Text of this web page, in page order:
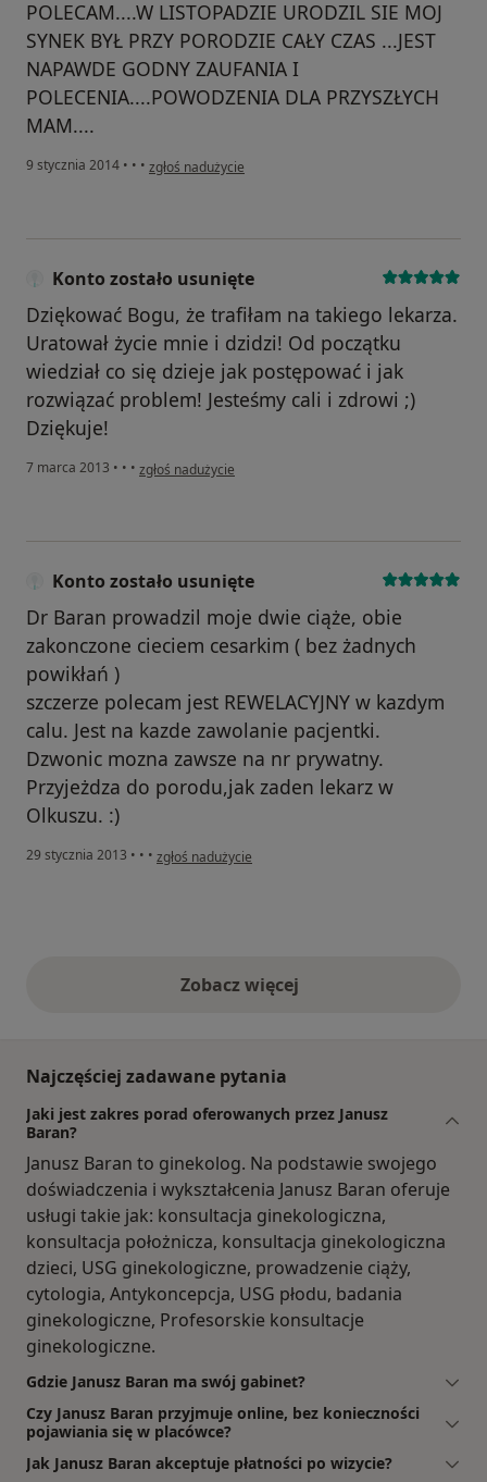
POLECAM....W LISTOPADZIE URODZIL SIE MOJ
SYNEK BYŁ PRZY PORODZIE CAŁY CZAS ...JEST
NAPAWDE GODNY ZAUFANIA I
POLECENIA....POWODZENIA DLA PRZYSZŁYCH
MAM....
9 stycznia 2014 • • • w opinii użytkownika joker037
zgłoś nadużycie
Konto zostało usunięte
Dziękować Bogu, że trafiłam na takiego lekarza.
Uratował życie mnie i dzidzi! Od początku
wiedział co się dzieje jak postępować i jak
rozwiązać problem! Jesteśmy cali i zdrowi ;)
Dziękuje!
7 marca 2013 • • • w opinii użytkownika Konto zostało usunięte
zgłoś nadużycie
Konto zostało usunięte
Dr Baran prowadzil moje dwie ciąże, obie
zakonczone cieciem cesarkim ( bez żadnych
powikłań )
szczerze polecam jest REWELACYJNY w kazdym
calu. Jest na kazde zawolanie pacjentki.
Dzwonic mozna zawsze na nr prywatny.
Przyjeżdza do porodu,jak zaden lekarz w
Olkuszu. :)
29 stycznia 2013 • • • w opinii użytkownika Konto zostało usunięte
zgłoś nadużycie
Zobacz więcejopinie powyżej
Najczęściej zadawane pytania
Jaki jest zakres porad oferowanych przez Janusz
Baran?
Janusz Baran to ginekolog. Na podstawie swojego
doświadczenia i wykształcenia Janusz Baran oferuje
usługi takie jak: konsultacja ginekologiczna,
konsultacja położnicza, konsultacja ginekologiczna
dzieci, USG ginekologiczne, prowadzenie ciąży,
cytologia, Antykoncepcja, USG płodu, badania
ginekologiczne, Profesorskie konsultacje
ginekologiczne.
Gdzie Janusz Baran ma swój gabinet?
Czy Janusz Baran przyjmuje online, bez konieczności
pojawiania się w placówce?
Jak Janusz Baran akceptuje płatności po wizycie?